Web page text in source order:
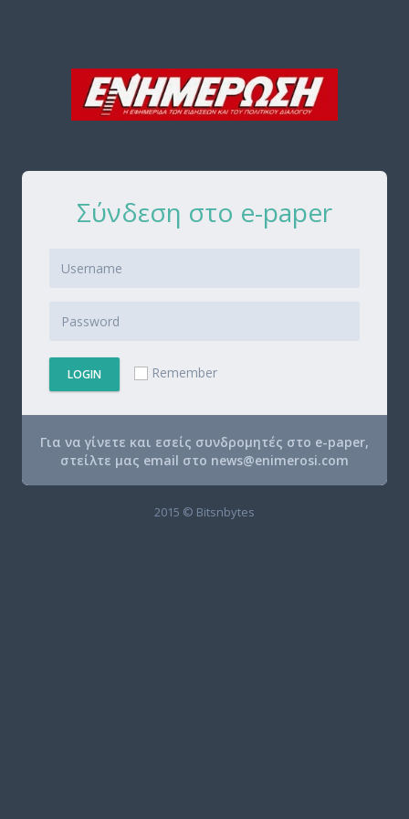
Σύνδεση στο e-paper
LOGIN Remember
Για να γίνετε και εσείς συνδρομητές στο e-paper,
στείλτε μας email στο news@enimerosi.com
2015 © Bitsnbytes